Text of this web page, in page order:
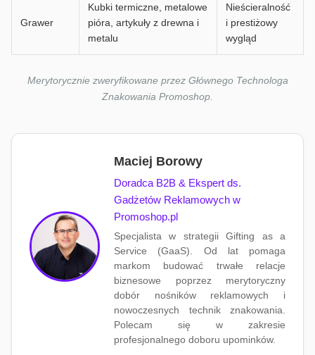
Grawer
Kubki termiczne, metalowe
pióra, artykuły z drewna i
metalu
Nieścieralność
i prestiżowy
wygląd
Merytorycznie zweryfikowane przez Głównego Technologa
Znakowania Promoshop.
Maciej Borowy
Doradca B2B & Ekspert ds.
Gadżetów Reklamowych w
Promoshop.pl
Specjalista w strategii Gifting as a
Service (GaaS). Od lat pomaga
markom budować trwałe relacje
biznesowe poprzez merytoryczny
dobór nośników reklamowych i
nowoczesnych technik znakowania.
Polecam się w zakresie
profesjonalnego doboru upominków.